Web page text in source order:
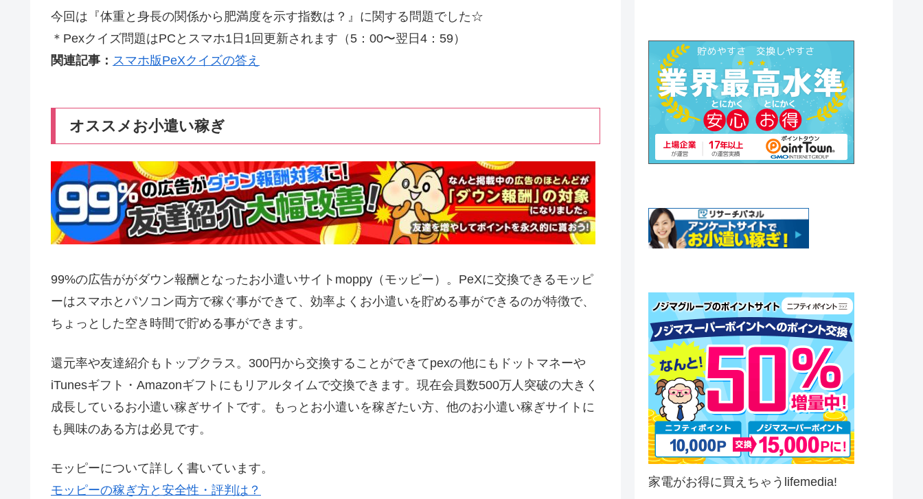
今回は『体重と身長の関係から肥満度を示す指数は？』に関する問題でした☆
＊Pexクイズ問題はPCとスマホ1日1回更新されます（5：00〜翌日4：59）
関連記事： スマホ版PeXクイズの答え
オススメお小遣い稼ぎ
99%の広告ががダウン報酬となったお小遣いサイトmoppy（モッピー）。PeXに交換できるモッピ
ーはスマホとパソコン両方で稼ぐ事ができて、効率よくお小遣いを貯める事ができるのが特徴で、
ちょっとした空き時間で貯める事ができます。
還元率や友達紹介もトップクラス。300円から交換することができてpexの他にもドットマネーや
iTunesギフト・Amazonギフトにもリアルタイムで交換できます。現在会員数500万人突破の大きく
成長しているお小遣い稼ぎサイトです。もっとお小遣いを稼ぎたい方、他のお小遣い稼ぎサイトに
も興味のある方は必見です。
モッピーについて詳しく書いています。
モッピーの稼ぎ方と安全性・評判は？
家電がお得に買えちゃうlifemedia!